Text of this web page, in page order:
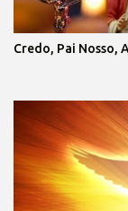
Credo, Pai Nosso,